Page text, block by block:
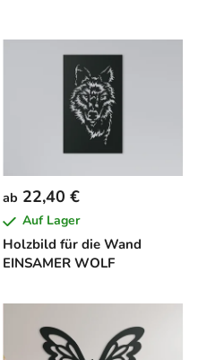
Holzbild für die Wand
EINSAMER WOLF
ab 22,40 €
Auf Lager